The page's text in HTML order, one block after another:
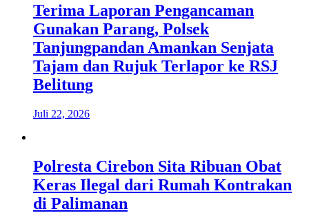
Terima Laporan Pengancaman
Gunakan Parang, Polsek
Tanjungpandan Amankan Senjata
Tajam dan Rujuk Terlapor ke RSJ
Belitung
Juli 22, 2026
Polresta Cirebon Sita Ribuan Obat
Keras Ilegal dari Rumah Kontrakan
di Palimanan